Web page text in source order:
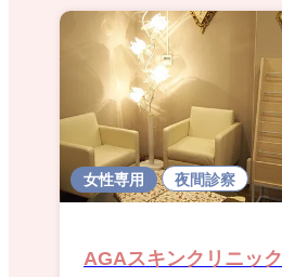
女性専用 夜間診察
AGAスキンクリニック